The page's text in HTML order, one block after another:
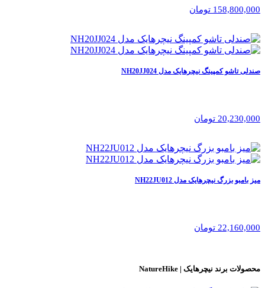
158,800,000 تومان
صندلی تاشو کمپینگ نیچرهایک مدل NH20JJ024
20,230,000 تومان
میز بامبو بزرگ نیچرهایک مدل NH22JU012
22,160,000 تومان
محصولات برند نیچرهایک | NatureHike